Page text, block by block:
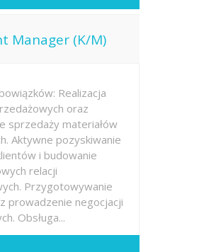
Manager (K/M)
Realizacja
oraz
sprzedaży materiałów
Aktywne pozyskiwanie
i budowanie
relacji
Przygotowywanie
prowadzenie negocjacji
Obsługa...